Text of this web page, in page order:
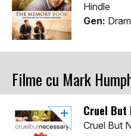
Hindle
Gen:
Filme cu Mark
Cruel But
Cruel But